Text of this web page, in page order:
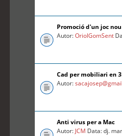
Promoció d'un joc
Autor:OriolGomSent
Cad per mobiliari en
Autor:
Anti virus per a Mac
Autor: JCM Data: dj.